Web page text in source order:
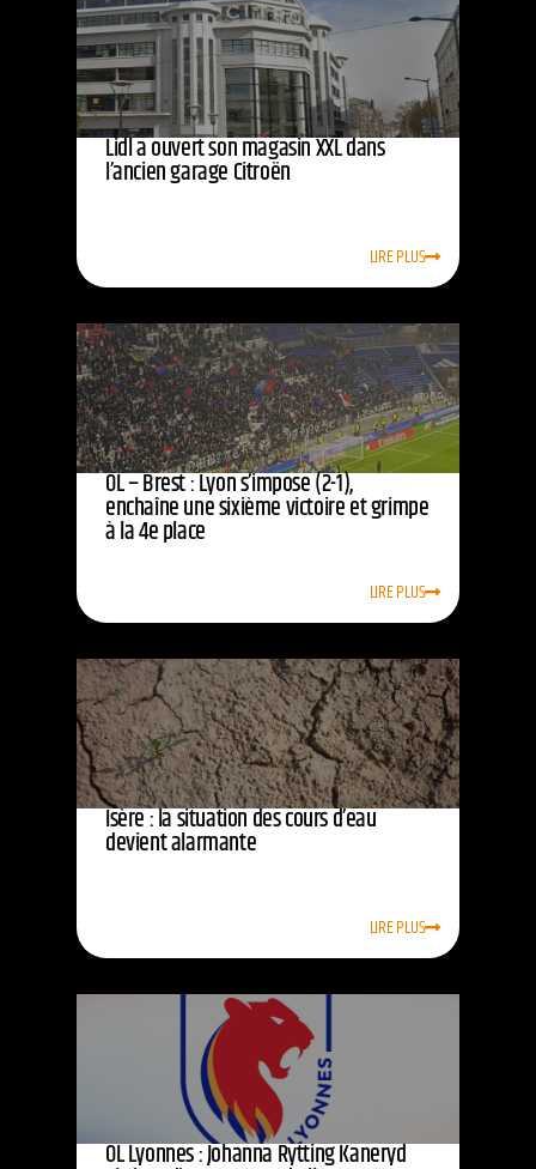
Lidl a ouvert son magasin XXL dans
l’ancien garage Citroën
LIRE PLUS
OL – Brest : Lyon s’impose (2-1),
enchaîne une sixième victoire et grimpe
à la 4e place
LIRE PLUS
Isère : la situation des cours d’eau
devient alarmante
LIRE PLUS
OL Lyonnes : Johanna Rytting Kaneryd